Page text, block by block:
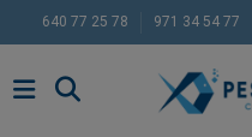
640 77 25 78 971 34 54 77